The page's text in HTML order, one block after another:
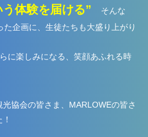
体験を届ける” そんな
企画に、生徒たちも大盛り上がり
に楽しみになる、笑顔あふれる時
協会の皆さま、MARLOWEの皆さ